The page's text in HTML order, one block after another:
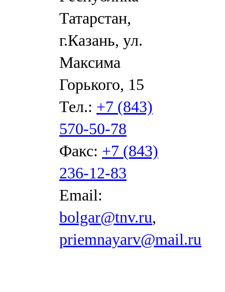
Татарстан,
г.Казань, ул.
Максима
Горького, 15
Тел.: +7 (843)
570-50-78
Факс: +7 (843)
236-12-83
Email:
bolgar@tnv.ru,
priemnayarv@mail.ru